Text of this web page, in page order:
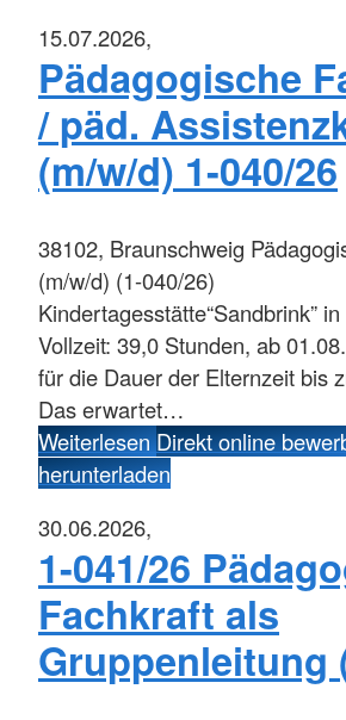
15.07.2026,
Pädagogische
/ päd.
(m/w/d) 1-040/26
38102, Braunschweig
(m/w/d) (1-040/26)
Kindertagesstätte“Sandbrink”
Vollzeit: 39,0 Stunden, ab
für die Dauer der Elternzeit bis
Das erwartet…
WeiterlesenDirekt online
herunterladen
30.06.2026,
1-041/26
Fachkraft als
Gruppenleitung